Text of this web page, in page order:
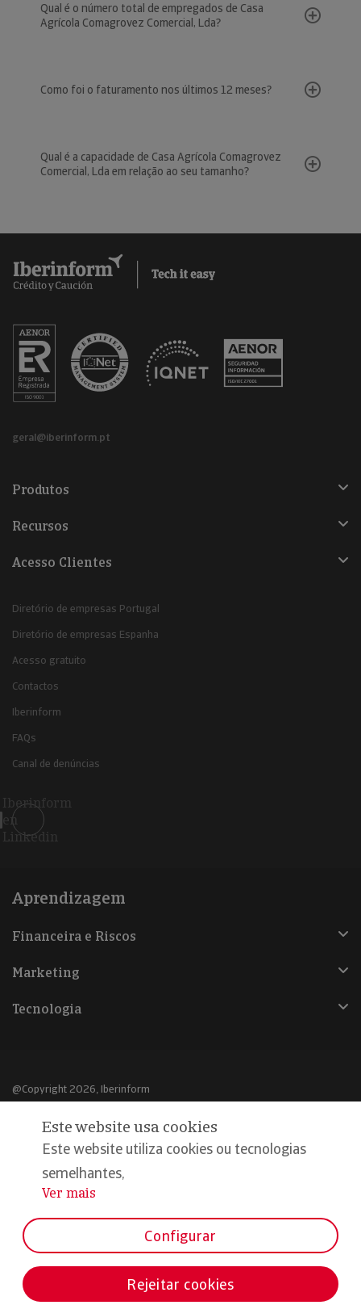
Qual é o número total de empregados de Casa
Agrícola Comagrovez Comercial, Lda?
Como foi o faturamento nos últimos 12 meses?
Qual é a capacidade de Casa Agrícola Comagrovez
Comercial, Lda em relação ao seu tamanho?
geral@iberinform.pt
Produtos
Recursos
Acesso Clientes
Diretório de empresas Portugal
Diretório de empresas Espanha
Acesso gratuito
Contactos
Iberinform
FAQs
Canal de denúncias
Iberinform
en
Linkedin
Aprendizagem
Financeira e Riscos
Marketing
Tecnologia
@Copyright 2026, Iberinform
Aviso legal
Política de cookies
Declaração de privacidade
Este website usa cookies
Este website utiliza cookies ou tecnologias
semelhantes,
...
Ver mais
Configurar
Rejeitar cookies